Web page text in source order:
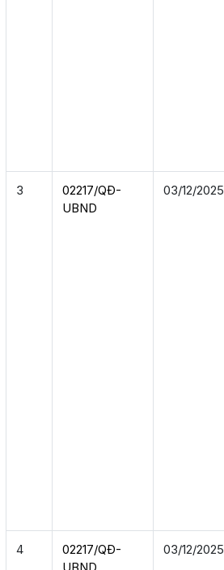
3
02217/QÐ-
UBND
03/12/2025
4
02217/QÐ-
03/12/2025